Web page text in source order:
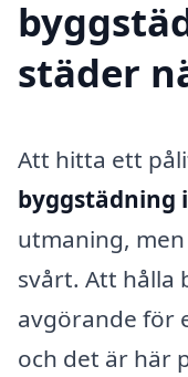
städer
Att hitta ett
byggstädning
utmaning,
svårt. Att hålla
avgörande för
och det är här